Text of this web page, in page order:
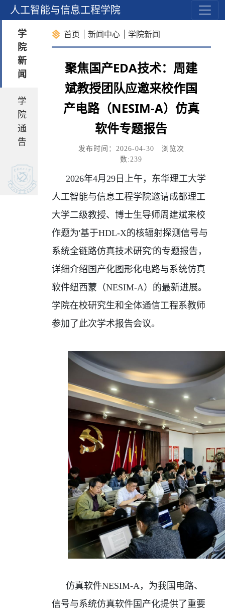
人工智能与信息工程学院
心
学
院
新
闻
学
院
通
告
首页 新闻中心 学院新闻
聚焦国产EDA技术：周建
斌教授团队应邀来校作国
产电路（NESIM-A）仿真
软件专题报告
发布时间：2026-04-30 浏览次
数:239
2026年4月 29日上午，东华理工大学
人工智能与信息工程学院邀请成都理工
大学二级教授、博士生导师周建斌来校
作题为'基于HDL-X的核辐射探测信号与
系统全链路仿真技术研究'的专题报告，
详细介绍国产化图形化电路与系统仿真
软件纽西蒙（NESIM-A）的最新进展。
学院在校研究生和全体通信工程系教师
参加了此次学术报告会议。
仿真软件NESIM-A，为我国电路、
信号与系统仿真软件国产化提供了重要